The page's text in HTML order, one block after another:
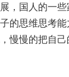
，国人的一
的思维思考
慢慢的把自